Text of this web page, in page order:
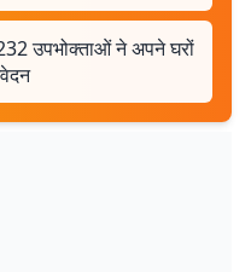
उपभोक्ताओं ने अपने घरों